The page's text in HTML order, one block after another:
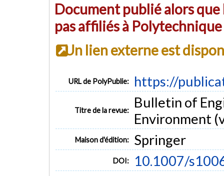
Document publié alors
pas affiliés à
Un lien externe est
URL de PolyPublie: https://
Titre de la revue:
Bulletin of
Environment
Maison d'édition: Springer
DOI: 10.1007/